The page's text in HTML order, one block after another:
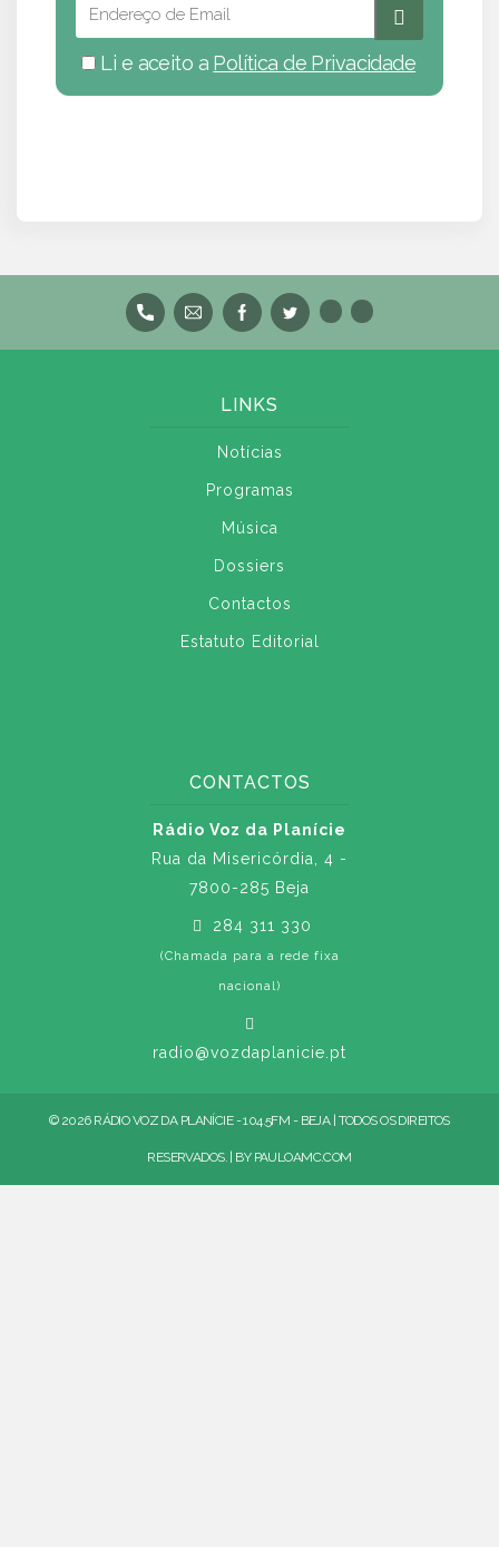
Li e aceito a Política de Privacidade
LINKS
Notícias
Programas
Música
Dossiers
Contactos
Estatuto Editorial
CONTACTOS
Rádio Voz da Planície
Rua da Misericórdia, 4 -
7800-285 Beja
284 311 330
(Chamada para a rede fixa
nacional)
radio@vozdaplanicie.pt
© 2026 RÁDIO VOZ DA PLANÍCIE - 104.5FM - BEJA | TODOS OS DIREITOS
RESERVADOS. | BY PAULOAMC.COM